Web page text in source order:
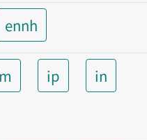
ennh
ip
in